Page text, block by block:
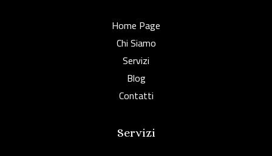
Home Page
Chi Siamo
Servizi
Blog
Contatti
Servizi